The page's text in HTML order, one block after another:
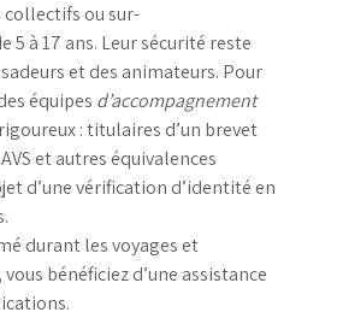
collectifs ou sur-
5 à 17 ans. Leur sécurité reste
et des animateurs. Pour
équipes d’accompagnement
: titulaires d’un brevet
et autres équivalences
d’une vérification d’identité en
durant les voyages et
bénéficiez d’une assistance